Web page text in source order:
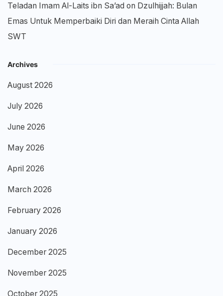
Teladan Imam Al-Laits ibn Sa’ad on Dzulhijjah: Bulan
Emas Untuk Memperbaiki Diri dan Meraih Cinta Allah
SWT
Archives
August 2026
July 2026
June 2026
May 2026
April 2026
March 2026
February 2026
January 2026
December 2025
November 2025
October 2025